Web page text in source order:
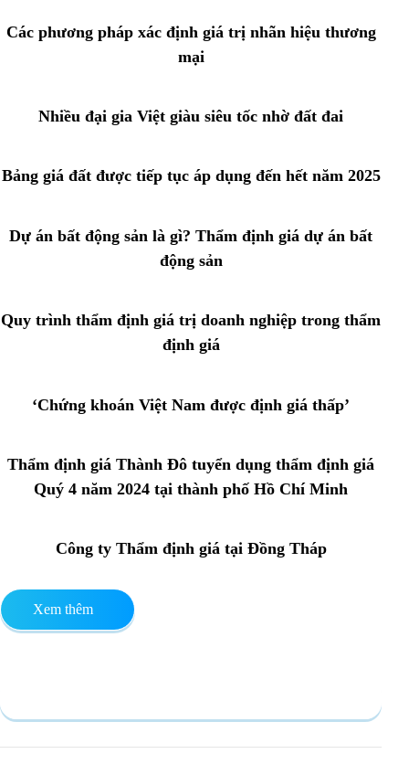
Các phương pháp xác định giá trị nhãn hiệu thương
mại
Nhiều đại gia Việt giàu siêu tốc nhờ đất đai
Bảng giá đất được tiếp tục áp dụng đến hết năm 2025
Dự án bất động sản là gì? Thẩm định giá dự án bất
động sản
Quy trình thẩm định giá trị doanh nghiệp trong thẩm
định giá
‘Chứng khoán Việt Nam được định giá thấp’
Thẩm định giá Thành Đô tuyển dụng thẩm định giá
Quý 4 năm 2024 tại thành phố Hồ Chí Minh
Công ty Thẩm định giá tại Đồng Tháp
Xem thêm